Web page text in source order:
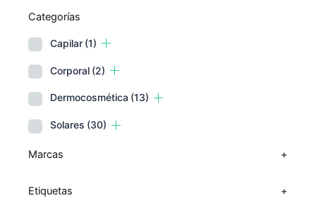
Categorías
Capilar (1)
Corporal (2)
Dermocosmética (13)
Solares (30)
Marcas +
Etiquetas +